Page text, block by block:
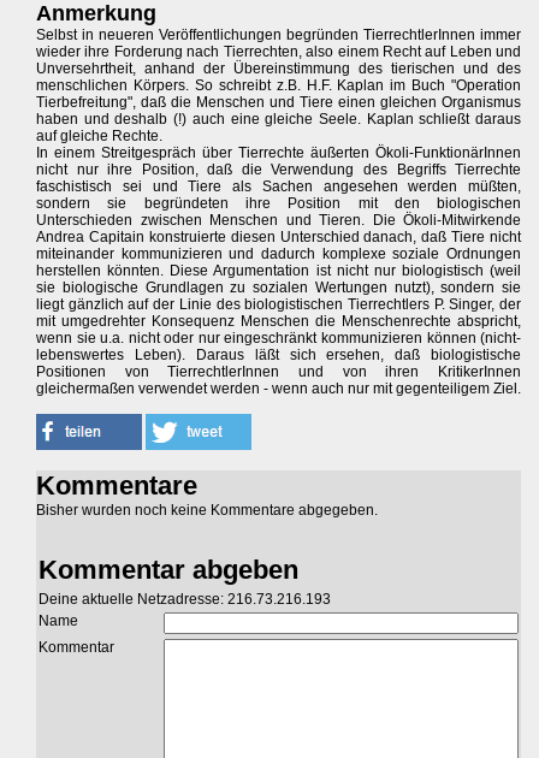
Anmerkung
Selbst in neueren Veröffentlichungen begründen TierrechtlerInnen immer
wieder ihre Forderung nach Tierrechten, also einem Recht auf Leben und
Unversehrtheit, anhand der Übereinstimmung des tierischen und des
menschlichen Körpers. So schreibt z.B. H.F. Kaplan im Buch "Operation
Tierbefreitung", daß die Menschen und Tiere einen gleichen Organismus
haben und deshalb (!) auch eine gleiche Seele. Kaplan schließt daraus
auf gleiche Rechte.
In einem Streitgespräch über Tierrechte äußerten Ökoli-FunktionärInnen
nicht nur ihre Position, daß die Verwendung des Begriffs Tierrechte
faschistisch sei und Tiere als Sachen angesehen werden müßten,
sondern sie begründeten ihre Position mit den biologischen
Unterschieden zwischen Menschen und Tieren. Die Ökoli-Mitwirkende
Andrea Capitain konstruierte diesen Unterschied danach, daß Tiere nicht
miteinander kommunizieren und dadurch komplexe soziale Ordnungen
herstellen könnten. Diese Argumentation ist nicht nur biologistisch (weil
sie biologische Grundlagen zu sozialen Wertungen nutzt), sondern sie
liegt gänzlich auf der Linie des biologistischen Tierrechtlers P. Singer, der
mit umgedrehter Konsequenz Menschen die Menschenrechte abspricht,
wenn sie u.a. nicht oder nur eingeschränkt kommunizieren können (nicht-
lebenswertes Leben). Daraus läßt sich ersehen, daß biologistische
Positionen von TierrechtlerInnen und von ihren KritikerInnen
gleichermaßen verwendet werden - wenn auch nur mit gegenteiligem Ziel.
Kommentare
Bisher wurden noch keine Kommentare abgegeben.
Kommentar abgeben
Deine aktuelle Netzadresse: 216.73.216.193
Name
Kommentar